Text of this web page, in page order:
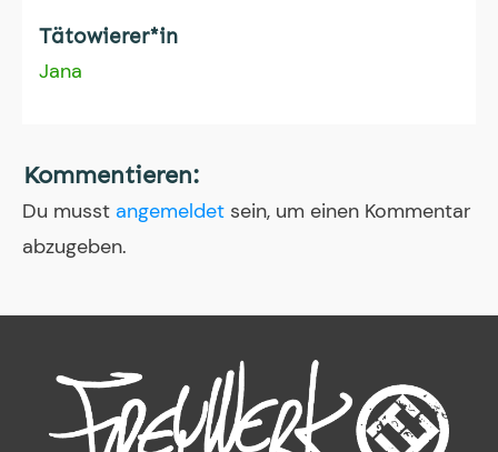
Tätowierer*in
Jana
Kommentieren:
Du musst angemeldet sein, um einen Kommentar
abzugeben.